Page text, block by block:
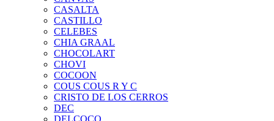
CASALTA
CASTILLO
CELEBES
CHIA GRAAL
CHOCOLART
CHOVI
COCOON
COUS COUS R Y C
CRISTO DE LOS CERROS
DEC
DELCOCO